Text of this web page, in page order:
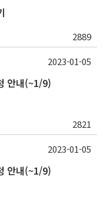
2889
안내(~1/9)
2821
2023-01-05
안내(~1/9)
2023-01-05